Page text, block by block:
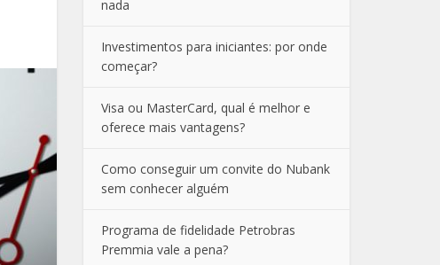
nada
Investimentos para iniciantes: por onde
começar?
Visa ou MasterCard, qual é melhor e
oferece mais vantagens?
Como conseguir um convite do Nubank
sem conhecer alguém
Programa de fidelidade Petrobras
Premmia vale a pena?